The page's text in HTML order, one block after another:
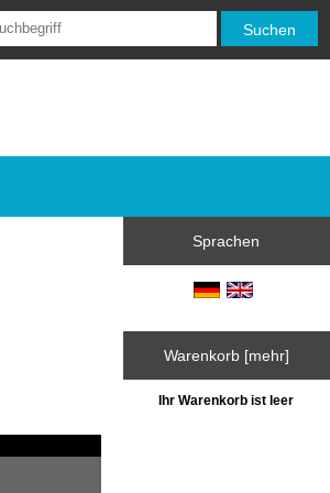
Sprachen
Warenkorb [mehr]
Ihr Warenkorb ist leer